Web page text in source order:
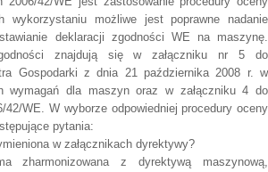
wykorzystaniu możliwe jest poprawne nadanie
deklaracji zgodności WE na maszynę.
znajdują się w załączniku nr 5 do
Gospodarki z dnia 21 października 2008 r. w
wymagań dla maszyn oraz w załączniku 4 do
42/WE. W wyborze odpowiedniej procedury oceny
pytania:
w załącznikach dyrektywy?
zharmonizowana z dyrektywą maszynową,